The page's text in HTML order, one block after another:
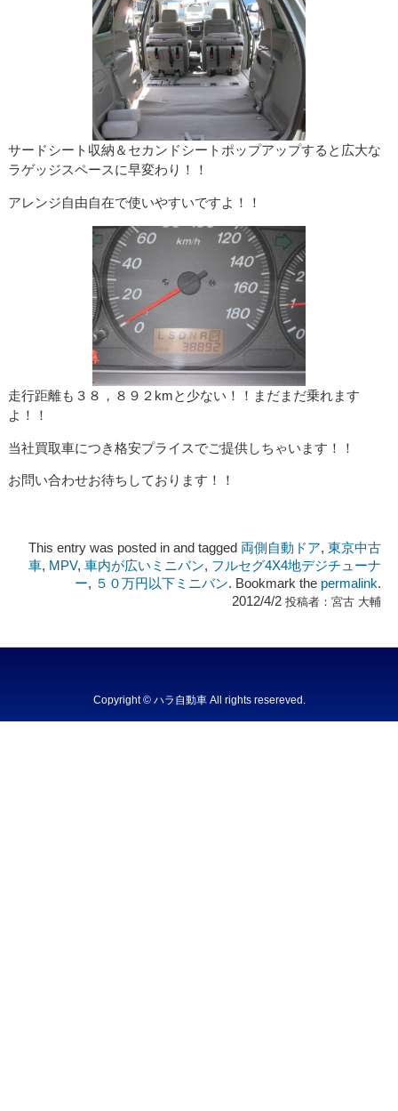
サードシート収納＆セカンドシートポップアップすると広大な
ラゲッジスペースに早変わり！！
アレンジ自由自在で使いやすいですよ！！
走行距離も３８，８９２kmと少ない！！まだまだ乗れます
よ！！
当社買取車につき格安プライスでご提供しちゃいます！！
お問い合わせお待ちしております！！
This entry was posted in and tagged 両側自動ドア,東京中古
車, MPV,車内が広いミニバン, フルセグ4X4地デジチューナ
ー, ５０万円以下ミニバン. Bookmark the permalink.
2012/4/2 投稿者：宮古 大輔
Copyright © ハラ自動車 All rights resereved.Powered by DJCOM Inc.